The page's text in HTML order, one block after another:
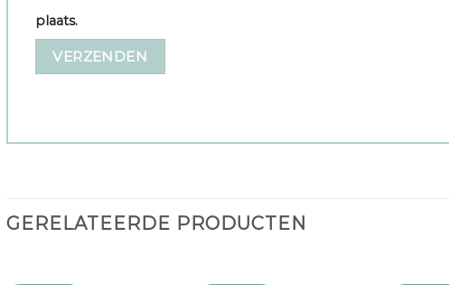
plaats.
GERELATEERDE PRODUCTEN